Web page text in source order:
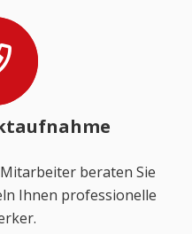
beraten Sie
Ihnen professionelle